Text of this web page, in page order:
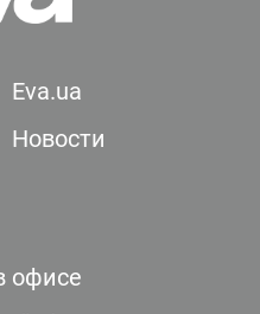
Eva.ua
Новости
офисе